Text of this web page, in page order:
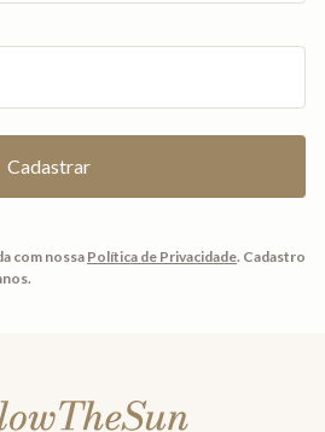
com nossa Política de Privacidade. Cadastro